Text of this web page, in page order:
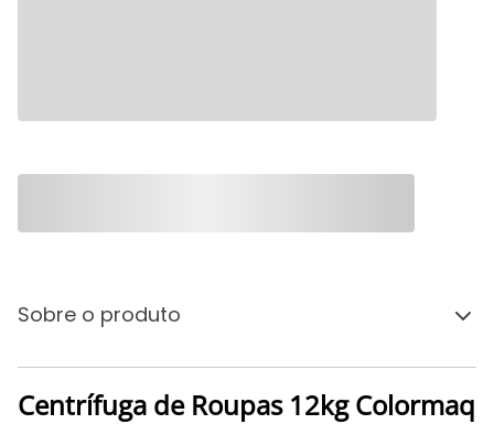
Sobre o produto
Centrífuga de Roupas 12kg Colormaq